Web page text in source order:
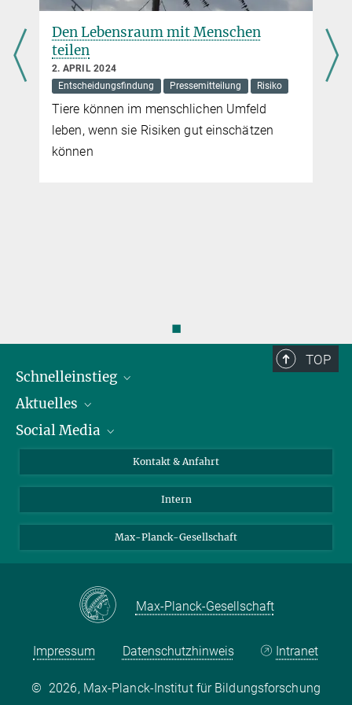
Den Lebensraum mit Menschen
teilen
2. APRIL 2024
Entscheidungsfindung
Pressemitteilung Risiko
Tiere können im menschlichen Umfeld
leben, wenn sie Risiken gut einschätzen
können
◼
TOP
Schnelleinstieg
Personen
Pressebereich
Aktuelles
Stellenangebote
Social Media
X
LinkedIn
Kontakt & Anfahrt
Intern
Max-Planck-Gesellschaft
Max-Planck-Gesellschaft
Impressum Datenschutzhinweis Intranet
© 2026, Max-Planck-Institut für Bildungsforschung